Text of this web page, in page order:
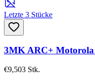
Letzte 3 Stücke
3MK ARC+
€9,503 Stk.